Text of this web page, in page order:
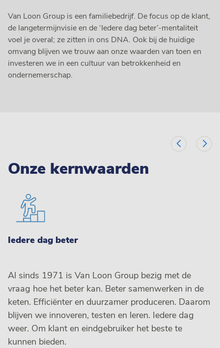
Van Loon Group is een familiebedrijf. De focus op de klant,
de langetermijnvisie en de ‘Iedere dag beter’-mentaliteit
voel je overal; ze zitten in ons DNA. Ook bij de huidige
omvang blijven we trouw aan onze waarden van toen en
investeren we in een cultuur van betrokkenheid en
ondernemerschap.
Onze kernwaarden
Iedere dag beter
Al sinds 1971 is Van Loon Group bezig met de
vraag hoe het beter kan. Beter samenwerken in de
keten. Efficiënter en duurzamer produceren. Daarom
blijven we innoveren, testen en leren. Iedere dag
weer. Om klant en eindgebruiker het beste te
kunnen bieden.